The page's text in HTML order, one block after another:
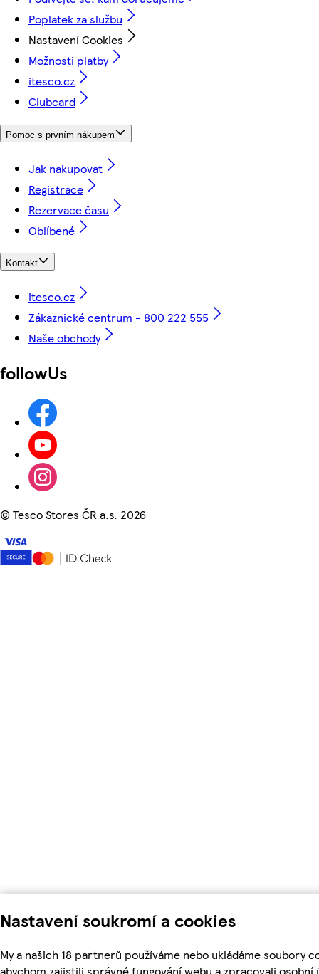
Nastavení soukromí a cookies
My a našich 18 partnerů používáme nebo ukládáme soubory
abychom zajistili správné fungování webu a zpracovali osobní
Poplatek za službu
Nastavení Cookies
Možnosti platby
itesco.cz
Clubcard
Pomoc s prvním nákupem
Jak nakupovat
Registrace
Rezervace času
Oblíbené
Kontakt
itesco.cz
Zákaznické centrum - 800 222 555
Naše obchody
followUs
©Tesco Stores ČR a.s. 2026